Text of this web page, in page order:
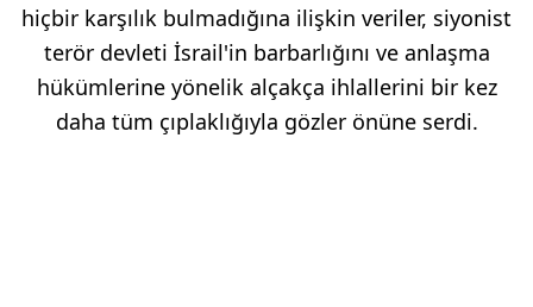
hiçbir karşılık bulmadığına ilişkin veriler, siyonist
terör devleti İsrail'in barbarlığını ve anlaşma
hükümlerine yönelik alçakça ihlallerini bir kez
daha tüm çıplaklığıyla gözler önüne serdi.